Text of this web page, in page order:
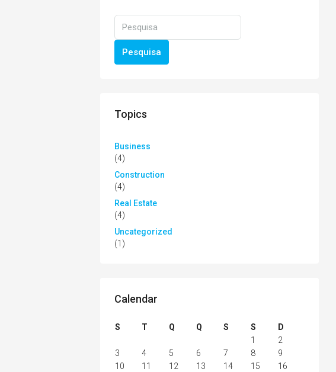
Pesquisa
Topics
Business
(4)
Construction
(4)
Real Estate
(4)
Uncategorized
(1)
Calendar
S T Q Q S S
D
1
2
3
4 5 6 7 8
9
10
11 12 13 14 15
16